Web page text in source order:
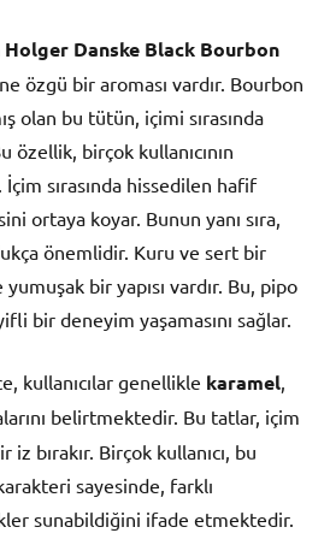
Holger Danske Black Bourbon
özgü bir aroması vardır. Bourbon
olan bu tütün, içimi sırasında
özellik, birçok kullanıcının
sırasında hissedilen hafif
ortaya koyar. Bunun yanı sıra,
önemlidir. Kuru ve sert bir
bir yapısı vardır. Bu, pipo
bir deneyim yaşamasını sağlar.
kullanıcılar genellikle karamel,
belirtmektedir. Bu tatlar, içim
iz bırakır. Birçok kullanıcı, bu
sayesinde, farklı
sunabildiğini ifade etmektedir.